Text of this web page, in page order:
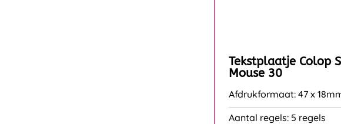
Tekstplaatje Colop
Mouse 30
Afdrukformaat: 47 x
Aantal regels: 5 regels